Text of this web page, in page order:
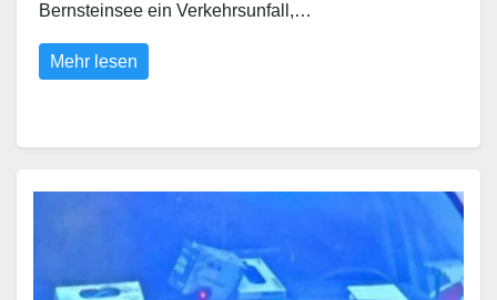
Bernsteinsee ein Verkehrsunfall,…
Mehr lesen